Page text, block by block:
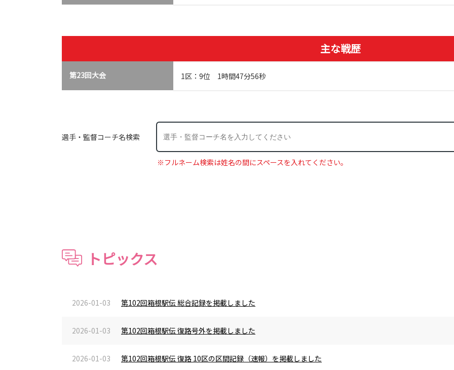
主な戦歴
第23回大会 1区：9位 1時間47分56秒
選手・監督コーチ名検索
※フルネーム検索は姓名の間にスペースを入れてください。
トピックス
2026-01-03 第102回箱根駅伝 総合記録を掲載しました
2026-01-03 第102回箱根駅伝 復路号外を掲載しました
2026-01-03 第102回箱根駅伝 復路 10区の区間記録（速報）を掲載しました